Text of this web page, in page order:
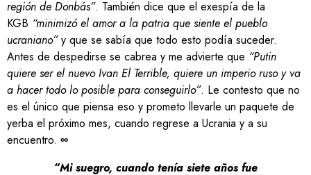
región de Donbás”. También dice que el exespía de la
KGB “minimizó el amor a la patria que siente el pueblo
ucraniano”y que se sabía que todo esto podía suceder.
Antes de despedirse se cabrea y me advierte que “Putin
quiere ser el nuevo Ivan El Terrible, quiere un imperio ruso y va
a hacer todo lo posible para conseguirlo”. Le contesto que no
es el único que piensa eso y prometo llevarle un paquete de
yerba el próximo mes, cuando regrese a Ucrania y a su
encuentro. ∞
“Mi suegro, cuando tenía siete años fue